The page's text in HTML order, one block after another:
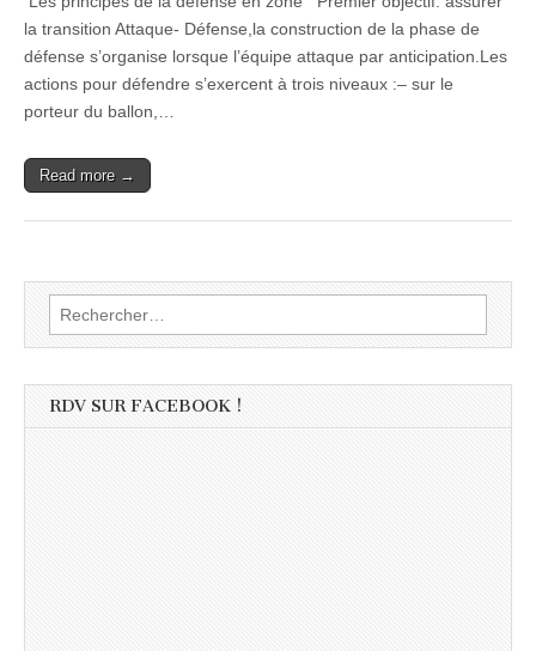
la transition Attaque- Défense,la construction de la phase de
défense s’organise lorsque l’équipe attaque par anticipation.Les
actions pour défendre s’exercent à trois niveaux :– sur le
porteur du ballon,…
Read more →
Rechercher :
RDV SUR FACEBOOK !